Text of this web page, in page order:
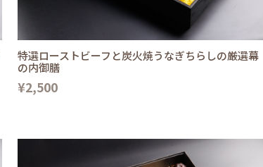
特選ローストビーフと炭火焼うなぎちらしの厳選幕
の内御膳
¥2,500